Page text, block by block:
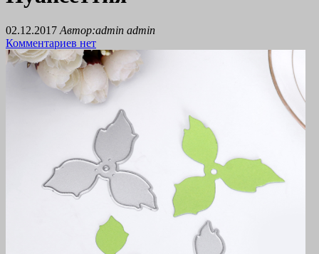
02.12.2017 Автор:admin admin
Комментариев нет